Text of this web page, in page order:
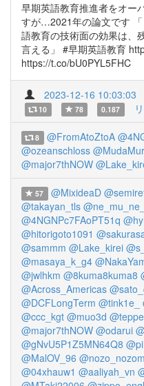
早期英語教育推進者をオー
すが…2021年の論文です
語教育の技術面の効果は、
言える」 #早期英語教育
https://t.co/bU0PYL5FHC
2023-12-16 10:03:03
10 78 0.187
8 @FromAtoZtoA
@ozeanschloss
@major7thNOW
57 @MixideaD
@takayan_tls
@4NGNPc7FAoPT51q
@hitorigoto1091
@sammm @Lake_kirei
@masaya_k_g4
@jwlhkm @8kuma8kuma8
@Across_Americas
@DCFLongTerm @tink1e_
@ccc_kgt @muo3d
@major7thNOW @odarui
@gNvU5P1Z5MN64Q8
@MalOV_96
@04xhauw1 @aaliyah_vn